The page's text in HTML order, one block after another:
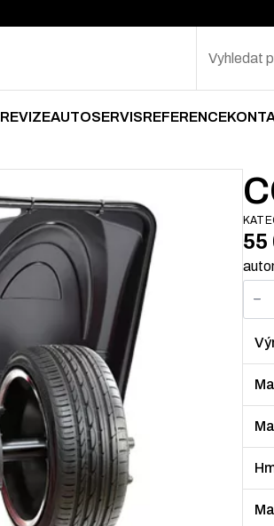
REVIZEAUTOSERVISREFERENCE
55
MEC
10